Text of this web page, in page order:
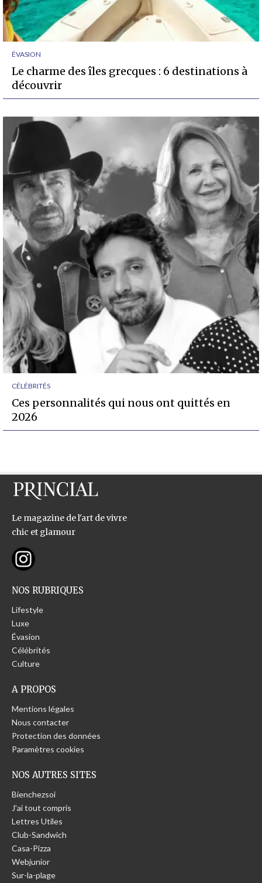
ÉVASION
Le charme des îles grecques : 6 destinations à
découvrir
CÉLÉBRITÉS
Ces personnalités qui nous ont quittés en
2026
Le magazine de l'art de vivre
chic et glamour
NOS RUBRIQUES
Lifestyle
Luxe
Évasion
Célébrités
Culture
A PROPOS
Mentions légales
Nous contacter
Protection des données
Paramètres cookies
NOS AUTRES SITES
Bienchezsoi
J'ai tout compris
Lettres Utiles
Club-Sandwich
Casa-Pizza
Webjunior
Sur-la-plage